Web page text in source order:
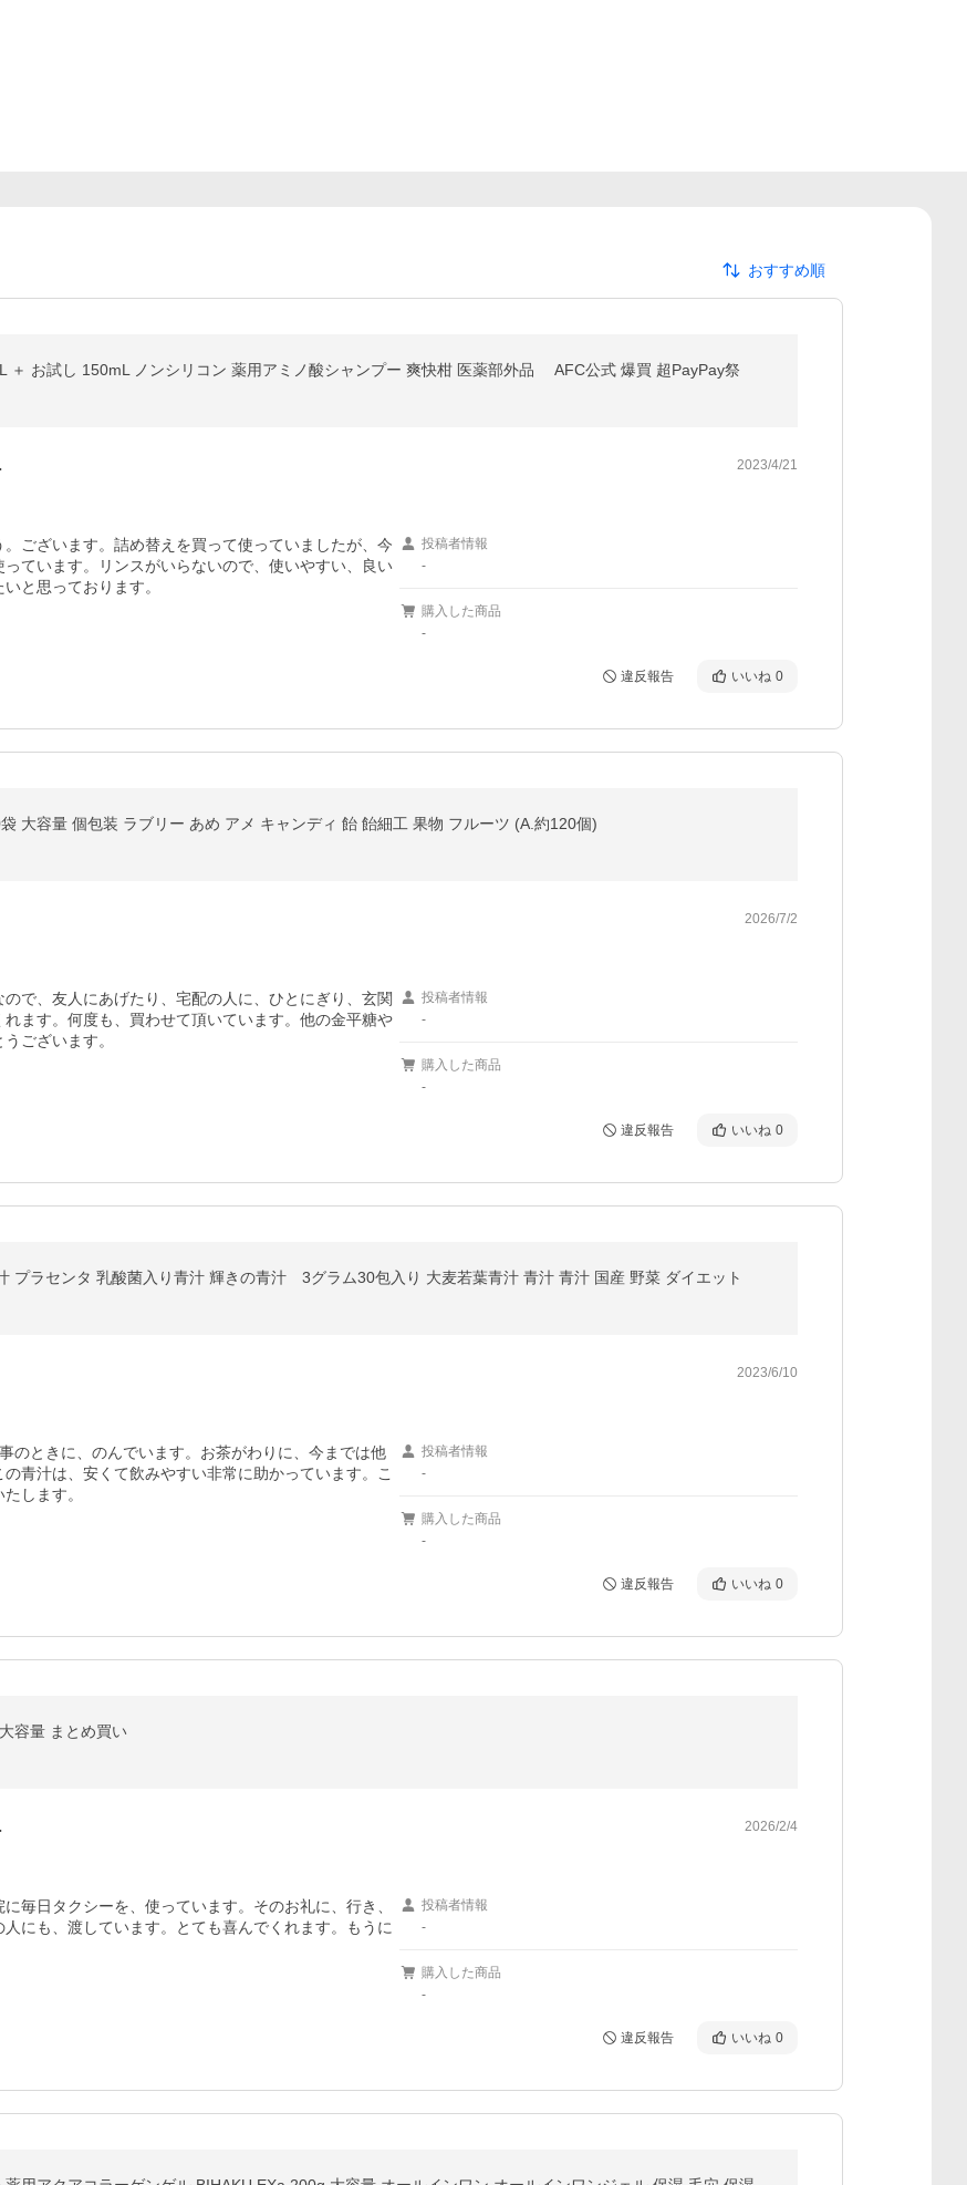
おすすめ順
＋ お試し 150mL ノンシリコン 薬用アミノ酸シャンプー 爽快柑 医薬部外品 AFC公式 爆買 超PayPay祭
2023/4/21
ございます。詰め替えを買って使っていましたが、今
ています。リンスがいらないので、使いやすい、良い
と思っております。
投稿者情報
-
購入した商品
-
違反報告 いいね 0
大容量 個包装 ラブリー あめ アメ キャンディ 飴 飴細工 果物 フルーツ (A.約120個)
2026/7/2
で、友人にあげたり、宅配の人に、ひとにぎり、玄関
ます。何度も、買わせて頂いています。他の金平糖や
ございます。
投稿者情報
-
購入した商品
-
違反報告 いいね 0
プラセンタ 乳酸菌入り青汁 輝きの青汁 3グラム30包入り 大麦若葉青汁 青汁 青汁 国産 野菜 ダイエット
2023/6/10
のときに、のんでいます。お茶がわりに、今までは他
青汁は、安くて飲みやすい非常に助かっています。こ
します。
投稿者情報
-
購入した商品
-
違反報告 いいね 0
容量 まとめ買い
2026/2/4
毎日タクシーを、使っています。そのお礼に、行き、
にも、渡しています。とても喜んでくれます。もうに
投稿者情報
-
購入した商品
-
違反報告 いいね 0